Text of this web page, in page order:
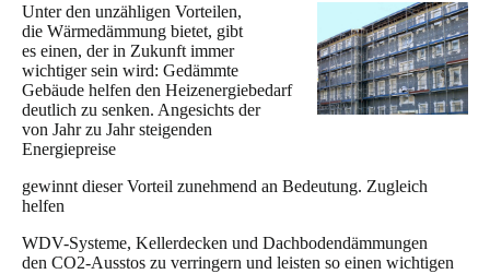
Unter den unzähligen Vorteilen,
die Wärmedämmung bietet, gibt
es einen, der in Zukunft immer
wichtiger sein wird: Gedämmte
Gebäude helfen den Heizenergiebedarf
deutlich zu senken. Angesichts der
von Jahr zu Jahr steigenden
Energiepreise
gewinnt dieser Vorteil zunehmend an Bedeutung. Zugleich
helfen
WDV-Systeme, Kellerdecken und Dachbodendämmungen
den CO2-Ausstos zu verringern und leisten so einen wichtigen